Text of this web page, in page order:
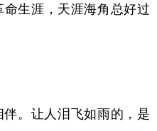
生涯，天涯海角总好过
。让人泪飞如雨的，是